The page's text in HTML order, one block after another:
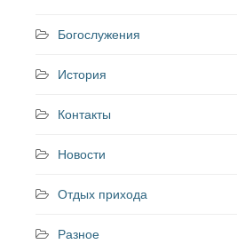
Богослужения
История
Контакты
Новости
Отдых прихода
Разное